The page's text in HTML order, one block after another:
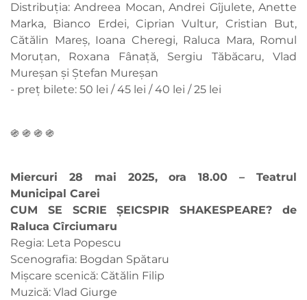
Distribuția: Andreea Mocan, Andrei Gîjulete, Anette
Marka, Bianco Erdei, Ciprian Vultur, Cristian But,
Cătălin Mareș, Ioana Cheregi, Raluca Mara, Romul
Moruțan, Roxana Fânață, Sergiu Tăbăcaru, Vlad
Mureșan și Ștefan Mureșan
- preț bilete: 50 lei / 45 lei / 40 lei / 25 lei
֍ ֍ ֍ ֍
Miercuri 28 mai 2025, ora 18.00 – Teatrul
Municipal Carei
CUM SE SCRIE ȘEICSPIR SHAKESPEARE? de
Raluca Cîrciumaru
Regia: Leta Popescu
Scenografia: Bogdan Spătaru
Mișcare scenică: Cătălin Filip
Muzică: Vlad Giurge